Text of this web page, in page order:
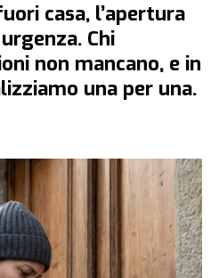
casa, l’apertura
Chi
non mancano, e in
una per una.